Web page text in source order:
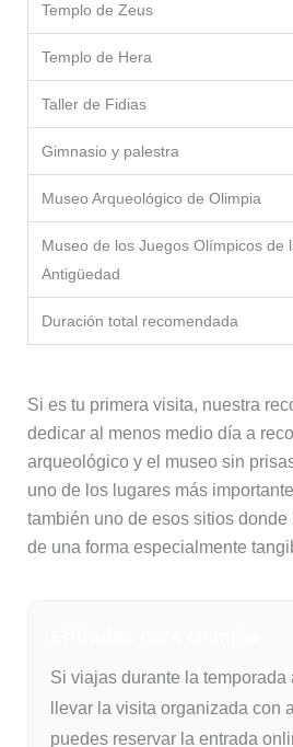
Templo de Zeus
Templo de Hera
Taller de Fidias
Gimnasio y palestra
Museo Arqueológico de Olimpia
Museo de los Juegos Olímpicos de
Antigüedad
Duración total recomendada
Si es tu primera visita, nuestra
dedicar al menos medio día a
arqueológico y el museo sin
uno de los lugares más
también uno de esos sitios
de una forma especialmente
Si viajas durante la temporada
llevar la visita organizada con
puedes reservar la entrada